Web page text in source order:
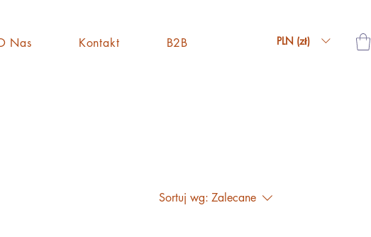
Nas Kontakt B2B PLN (zł)
Sortuj wg: Zalecane